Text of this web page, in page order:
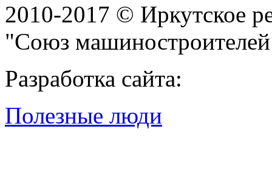
2010-2017 © Иркутское
"Союз
Разработка сайта:
Полезные люди